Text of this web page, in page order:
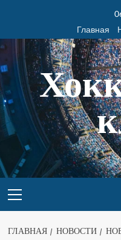
Главная
ГЛАВНАЯ НОВОСТИ